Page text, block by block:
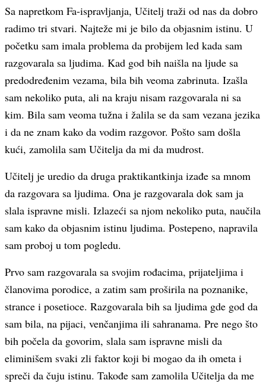
Sa napretkom Fa-ispravljanja, Učitelj traži od nas da dobro
radimo tri stvari. Najteže mi je bilo da objasnim istinu. U
početku sam imala problema da probijem led kada sam
razgovarala sa ljudima. Kad god bih naišla na ljude sa
predodređenim vezama, bila bih veoma zabrinuta. Izašla
sam nekoliko puta, ali na kraju nisam razgovarala ni sa
kim. Bila sam veoma tužna i žalila se da sam vezana jezika
i da ne znam kako da vodim razgovor. Pošto sam došla
kući, zamolila sam Učitelja da mi da mudrost.
Učitelj je uredio da druga praktikantkinja izađe sa mnom
da razgovara sa ljudima. Ona je razgovarala dok sam ja
slala ispravne misli. Izlazeći sa njom nekoliko puta, naučila
sam kako da objasnim istinu ljudima. Postepeno, napravila
sam proboj u tom pogledu.
Prvo sam razgovarala sa svojim rođacima, prijateljima i
članovima porodice, a zatim sam proširila na poznanike,
strance i posetioce. Razgovarala bih sa ljudima gde god da
sam bila, na pijaci, venčanjima ili sahranama. Pre nego što
bih počela da govorim, slala sam ispravne misli da
eliminišem svaki zli faktor koji bi mogao da ih ometa i
spreči da čuju istinu. Takođe sam zamolila Učitelja da me